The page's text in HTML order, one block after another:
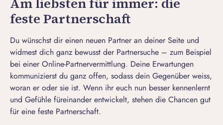
Am liebsten für immer: die
feste Partnerschaft
Du wünschst dir einen neuen Partner an deiner Seite und
widmest dich ganz bewusst der Partnersuche – zum Beispiel
bei einer Online-Partnervermittlung. Deine Erwartungen
kommunizierst du ganz offen, sodass dein Gegenüber weiss,
woran er oder sie ist. Wenn ihr euch nun besser kennenlernt
und Gefühle füreinander entwickelt, stehen die Chancen gut
für eine feste Partnerschaft.